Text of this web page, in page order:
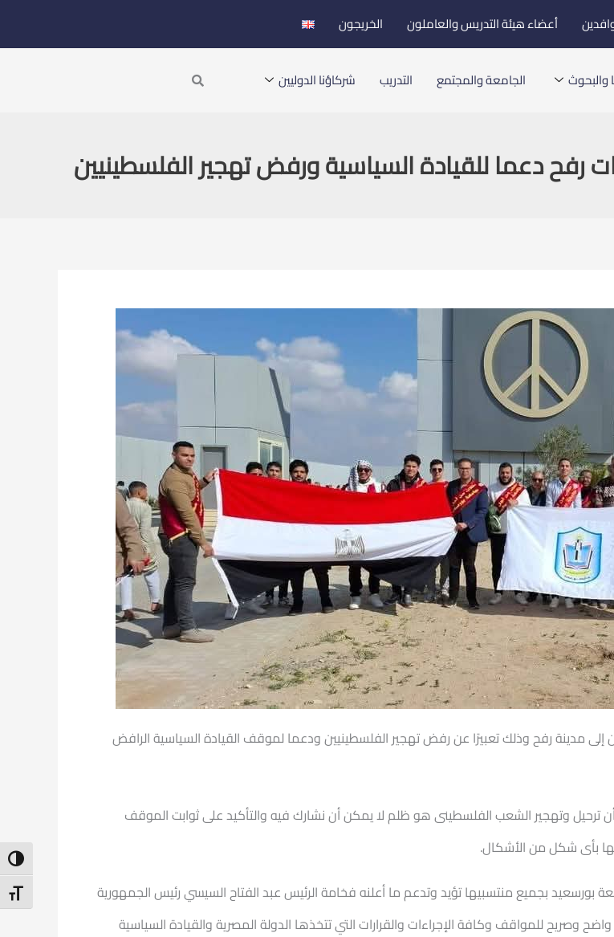
أعضاء هيئة التدريس والعاملون الخريجون
والبحوث الجامعة والمجتمع التدريب شركاؤنا الدوليين Search
دعما للقيادة السياسية ورفض تهجير الفلسطينيين
رفح وذلك تعبيرًا عن رفض تهجير الفلسطينيين ودعما لموقف القيادة السياسية الرافض
ترحيل وتهجير الشعب الفلسطينى هو ظلم لا يمكن أن نشارك فيه والتأكيد على ثوابت الموقف
بأى شكل من الأشكال.
بورسعيد بجميع منتسبيها تؤيد وتدعم ما أعلنه فخامة الرئيس عبد الفتاح السيسي رئيس الجمهورية
للمواقف وكافة الإجراءات والقرارات التي تتخذها الدولة المصرية والقيادة السياسية